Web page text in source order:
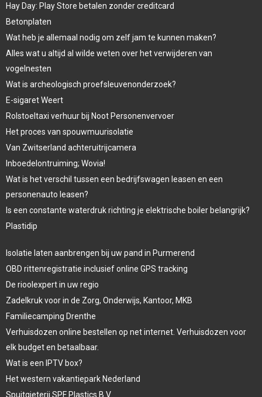
Hay Day: Play Store betalen zonder creditcard
Betonplaten
Wat heb je allemaal nodig om zelf jam te kunnen maken?
Alles wat u altijd al wilde weten over het verwijderen van
vogelnesten
Wat is archeologisch proefsleuvenonderzoek?
E-sigaret Weert
Rolstoeltaxi verhuur bij Noot Personenvervoer
Het proces van spouwmuurisolatie
Van Zwitserland achteruitrijcamera
Inboedelontruiming; Wovia!
Wat is het verschil tussen een bedrijfswagen leasen en een
personenauto leasen?
Is een constante waterdruk richting je elektrische boiler belangrijk?
Plastidip
Isolatie laten aanbrengen bij uw pand in Purmerend
OBD rittenregistratie inclusief online GPS tracking
De rioolexpert in uw regio
Zadelkruk voor in de Zorg, Onderwijs, Kantoor, MKB
Familiecamping Drenthe
Verhuisdozen online bestellen op net internet. Verhuisdozen voor
elk budget en betaalbaar.
Wat is een IPTV box?
Het western vakantiepark Nederland
Spuitgieterij SPF Plastics B.V.